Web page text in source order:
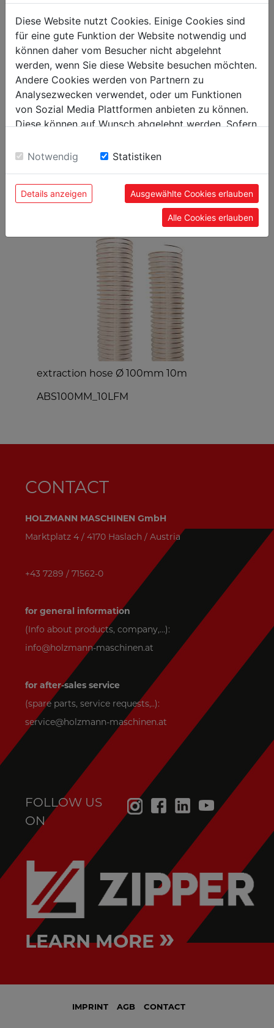
packaging length in mm
0
packaging height in mm
general data
EAN code
9120058373121
POPULAR PRODUCTS
extraction hose Ø 100mm 10m
ABS100MM_10LFM
CONTACT
HOLZMANN MASCHINEN GmbH
Marktplatz 4 / 4170 Haslach / Austria
+43 7289 / 71562-0
for general information
(Info about products, company,...):
info@holzmann-maschinen.at
for after-sales service
(spare parts, service requests,..):
service@holzmann-maschinen.at
FOLLOW US
ON
LEARN MORE »
IMPRINT AGB CONTACT
Diese Website nutzt Cookies. Einige Cookies sind
für eine gute Funktion der Website notwendig und
können daher vom Besucher nicht abgelehnt
werden, wenn Sie diese Website besuchen möchten.
Andere Cookies werden von Partnern zu
Analysezwecken verwendet, oder um Funktionen
von Sozial Media Plattformen anbieten zu können.
Diese können auf Wunsch abgelehnt werden. Sofern
Einwilligung zu unseren Cookies.
Notwendig Statistiken
Details anzeigen Ausgewählte Cookies erlauben
Alle Cookies erlauben